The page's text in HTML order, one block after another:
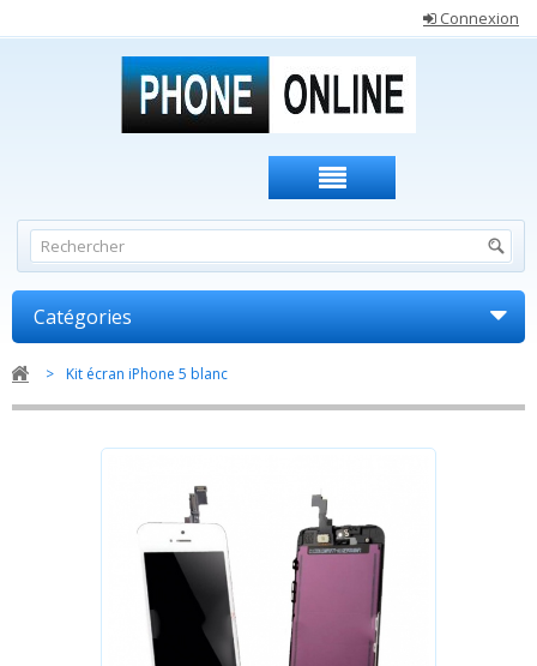
Connexion
Catégories
> Kit écran iPhone 5 blanc